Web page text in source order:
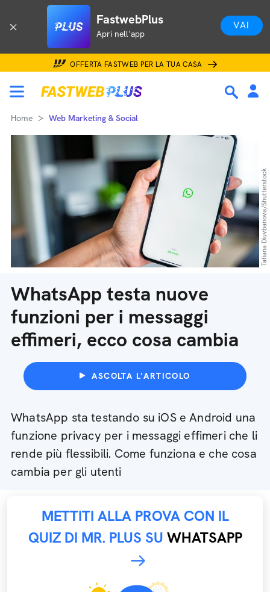
FastwebPlus
Apri nell'app
VAI
OFFERTA FASTWEB PER LA TUA CASA
Home Web Marketing & Social
WhatsApp testa nuove
funzioni per i messaggi
effimeri, ecco cosa cambia
ASCOLTA L'ARTICOLO
WhatsApp sta testando su iOS e Android una
funzione privacy per i messaggi effimeri che li
rende più flessibili. Come funziona e che cosa
cambia per gli utenti
Tatiana Diuvbanova/Shutterstock
METTITI ALLA PROVA CON IL
QUIZ DI MR. PLUS SU WHATSAPP